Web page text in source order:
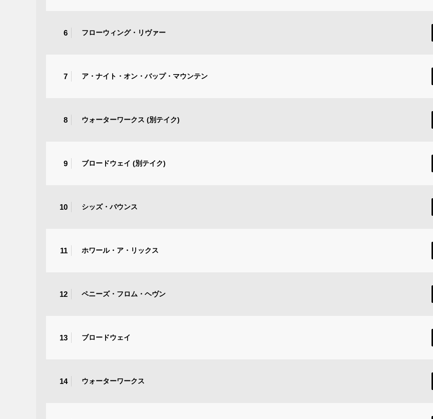
6 フローウィング・リヴァー
7 ア・ナイト・オン・バップ・マウンテン
8 ウォーターワークス (別テイク)
9 ブロードウェイ (別テイク)
10 シッズ・バウンス
11 ホワール・ア・リックス
12 ペニーズ・フロム・ヘヴン
13 ブロードウェイ
14 ウォーターワークス